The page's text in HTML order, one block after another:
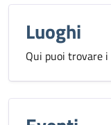
Luoghi
Qui puoi trovare